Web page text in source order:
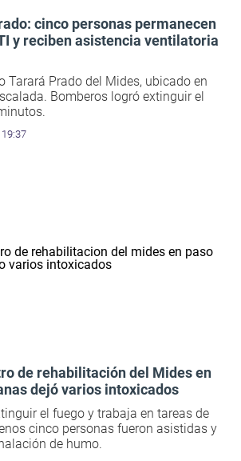
cinco personas permanecen
y reciben asistencia ventilatoria
Tarará Prado del Mides, ubicado en
Bomberos logró extinguir el
19:37
de rehabilitación del Mides en
dejó varios intoxicados
el fuego y trabaja en tareas de
cinco personas fueron asistidas y
de humo.